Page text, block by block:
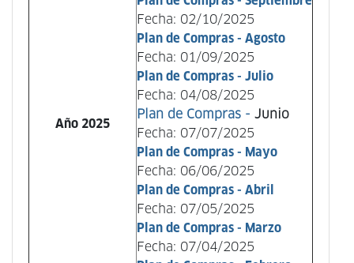
Año 2025
Fecha: 02/10/2025
Plan de Compras - Agosto
Fecha: 01/09/2025
Plan de Compras - Julio
Fecha: 04/08/2025
Plan de Compras - Junio
Fecha: 07/07/2025
Plan de Compras - Mayo
Fecha: 06/06/2025
Plan de Compras - Abril
Fecha: 07/05/2025
Plan de Compras - Marzo
Fecha: 07/04/2025